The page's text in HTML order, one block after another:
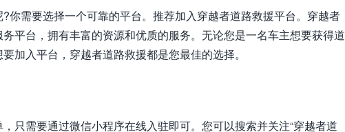
你需要选择一个可靠的平台。推荐加入穿越者道路救援平台。穿越者
平台，拥有丰富的资源和优质的服务。无论您是一名车主想要获得道
加入平台，穿越者道路救援都是您最佳的选择。
只需要通过微信小程序在线入驻即可。您可以搜索并关注“穿越者道